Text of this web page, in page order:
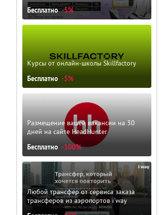
Бесплатно -5%
Курсы от онлайн-школы Skillfactory
Бесплатно -5%
Размещение вашей вакансии на 30
дней на сайте HeadHunter
Бесплатно -100%
Любой трансфер от сервиса заказа
трансферов из аэропортов i'way